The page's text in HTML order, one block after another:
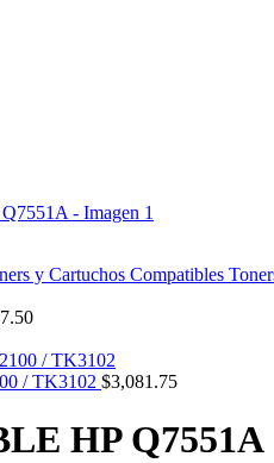
y Cartuchos Compatibles
/ TK3102 $3,081.75
HP Q7551A